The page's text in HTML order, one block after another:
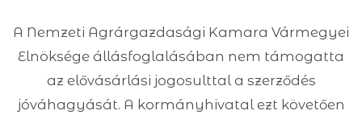
A Nemzeti Agrárgazdasági Kamara Vármegyei
Elnöksége állásfoglalásában nem támogatta
az elővásárlási jogosulttal a szerződés
jóváhagyását. A kormányhivatal ezt követően